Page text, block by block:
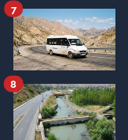
7
8